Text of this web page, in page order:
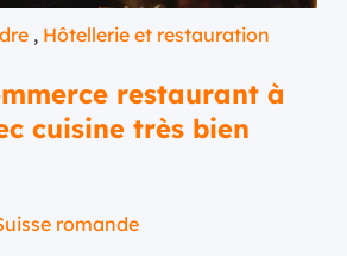
, Hôtellerie et restauration
restaurant à
cuisine très bien
romande